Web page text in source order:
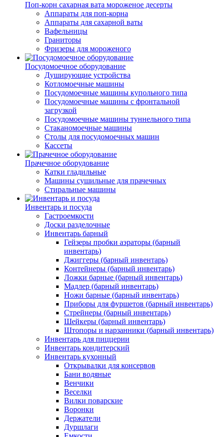
Поп-корн сахарная вата мороженое десерты
Аппараты для поп-корна
Аппараты для сахарной ваты
Вафельницы
Граниторы
Фризеры для мороженого
Посудомоечное оборудование
Душирующие устройства
Котломоечные машины
Посудомоечные машины купольного типа
Посудомоечные машины с фронтальной
загрузкой
Посудомоечные машины туннельного типа
Стаканомоечные машины
Столы для посудомоечных машин
Кассеты
Прачечное оборудование
Катки гладильные
Машины сушильные для прачечных
Стиральные машины
Инвентарь и посуда
Гастроемкости
Доски разделочные
Инвентарь барный
Гейзеры пробки аэраторы (барный
инвентарь)
Джиггеры (барный инвентарь)
Контейнеры (барный инвентарь)
Ложки барные (барный инвентарь)
Мадлер (барный инвентарь)
Ножи барные (барный инвентарь)
Приборы для фуршетов (барный инвентарь)
Стрейнеры (барный инвентарь)
Шейкеры (барный инвентарь)
Штопоры и нарзанники (барный инвентарь)
Инвентарь для пиццерии
Инвентарь кондитерский
Инвентарь кухонный
Открывалки для консервов
Бани водяные
Венчики
Веселки
Вилки поварские
Воронки
Держатели
Дуршлаги